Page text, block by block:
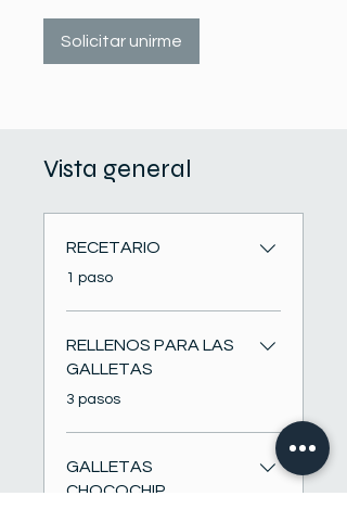
Solicitar unirme
Vista general
RECETARIO
.1 paso
RELLENOS PARA LAS
GALLETAS
.3 pasos
GALLETAS
CHOCOCHIP